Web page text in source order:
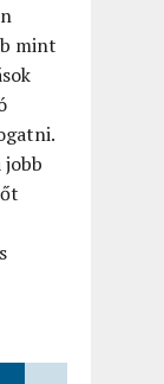
mint
jobb